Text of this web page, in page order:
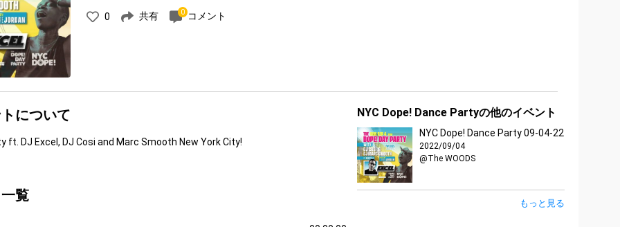
0 共有 0 コメント
について
ft. DJ Excel, DJ Cosi and Marc Smooth New York City!
覧
NYC Dope! Dance Partyの他のイベント
NYC Dope! Dance Party 09-04-22
2022/09/04
@The WOODS
もっと見る